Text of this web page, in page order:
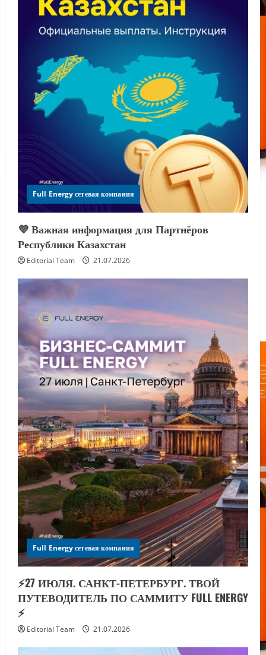
Full Energy сетевая компания
💜 Важная информация для Партнёров
Республики Казахстан
Editorial Team 21.07.2026
Full Energy сетевая компания
⚡️27 ИЮЛЯ. САНКТ-ПЕТЕРБУРГ. ТВОЙ
ПУТЕВОДИТЕЛЬ ПО САММИТУ FULL ENERGY
⚡️
Editorial Team 21.07.2026